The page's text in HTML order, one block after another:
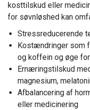
kosttilskud eller
for søvnløshed kan
Stressreducerende
Kostændringer som
og koffein og øge
Ernæringstilskud
magnesium,
Afbalancering af
eller medicinering